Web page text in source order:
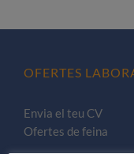
OFERTES
Envia el teu CV
Ofertes de feina